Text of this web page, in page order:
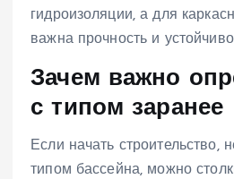
гидроизоляции, а для
важна прочность и
Зачем важно
с типом заранее
Если начать строительство,
типом бассейна, можно